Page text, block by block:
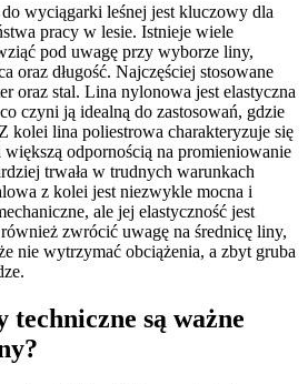
wyciągarki leśnej jest kluczowy dla
pracy w lesie. Istnieje wiele
pod uwagę przy wyborze liny,
oraz długość. Najczęściej stosowane
oraz stal. Lina nylonowa jest elastyczna
czyni ją idealną do zastosowań, gdzie
kolei lina poliestrowa charakteryzuje się
odpornością na promieniowanie
trwała w trudnych warunkach
z kolei jest niezwykle mocna i
ale jej elastyczność jest
zwrócić uwagę na średnicę liny,
nie wytrzymać obciążenia, a zbyt gruba
są ważne